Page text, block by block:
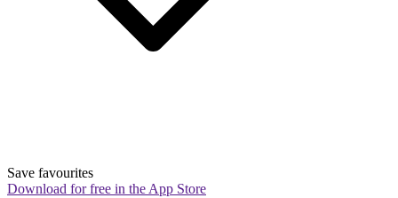
Save favourites
Download for free in the App Store